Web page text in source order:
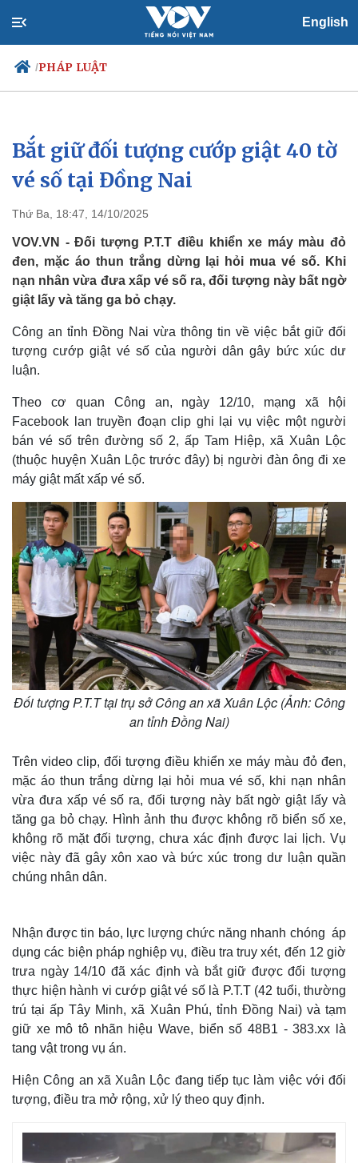
English
/PHÁP LUẬT
Chính trị
Đảng
Tổ chức nhân sự
Nhận diện sự thật
Xã hội
Việc làm
Biển đảo
Bắt giữ đối tượng cướp giật 40 tờ
vé số tại Đồng Nai
Thứ Ba, 18:47, 14/10/2025
VOV.VN - Đối tượng P.T.T điều khiển xe máy màu đỏ
đen, mặc áo thun trắng dừng lại hỏi mua vé số. Khi
nạn nhân vừa đưa xấp vé số ra, đối tượng này bất ngờ
giật lấy và tăng ga bỏ chạy.
Công an tỉnh Đồng Nai vừa thông tin về việc bắt giữ đối
tượng cướp giật vé số của người dân gây bức xúc dư
luận.
Theo cơ quan Công an, ngày 12/10, mạng xã hội
Facebook lan truyền đoạn clip ghi lại vụ việc một người
bán vé số trên đường số 2, ấp Tam Hiệp, xã Xuân Lộc
(thuộc huyện Xuân Lộc trước đây) bị người đàn ông đi xe
máy giật mất xấp vé số.
Đối tượng P.T.T tại trụ sở Công an xã Xuân Lộc (Ảnh: Công
an tỉnh Đồng Nai)
Trên video clip, đối tượng điều khiển xe máy màu đỏ đen,
mặc áo thun trắng dừng lại hỏi mua vé số, khi nạn nhân
vừa đưa xấp vé số ra, đối tượng này bất ngờ giật lấy và
tăng ga bỏ chạy. Hình ảnh thu được không rõ biển số xe,
không rõ mặt đối tượng, chưa xác định được lai lịch. Vụ
việc này đã gây xôn xao và bức xúc trong dư luận quần
chúng nhân dân.
Nhận được tin báo, lực lượng chức năng nhanh chóng áp
dụng các biện pháp nghiệp vụ, điều tra truy xét, đến 12 giờ
trưa ngày 14/10 đã xác định và bắt giữ được đối tượng
thực hiện hành vi cướp giật vé số là P.T.T (42 tuổi, thường
trú tại ấp Tây Minh, xã Xuân Phú, tỉnh Đồng Nai) và tạm
giữ xe mô tô nhãn hiệu Wave, biển số 48B1 - 383.xx là
tang vật trong vụ án.
Hiện Công an xã Xuân Lộc đang tiếp tục làm việc với đối
tượng, điều tra mở rộng, xử lý theo quy định.